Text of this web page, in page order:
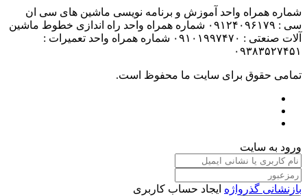
شماره همراه واحد آموزش و برنامه نویسی ماشین های سی ان
سی : ۰۹۱۲۴۰۹۶۱۷۹ شماره همراه واحد راه اندازی خطوط ماشین
آلات صنعتی : ۰۹۱۰۱۹۹۷۴۷۰ شماره همراه واحد تعمیرات :
۰۹۳۸۳۵۲۷۴۵۱
تمامی حقوق برای سایت ما محفوظ است.
ورود به سایت
بازنشانی گذرواژه ایجاد حساب کاربری